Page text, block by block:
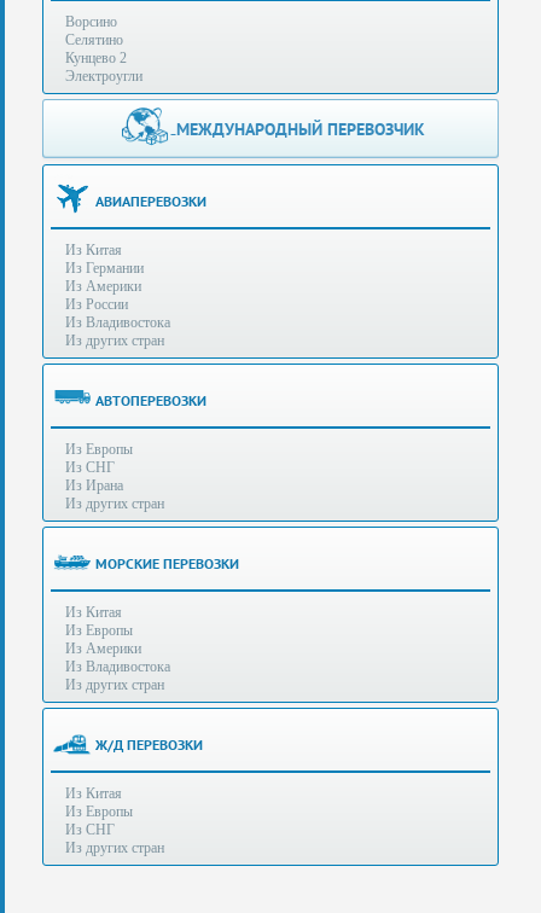
Заказать
звонок
Сделать
запрос
Многоканальный
телефон:
(495)
788-
Бесплатные
консультации
(Без
выходных
8:00
до
21:30)
Таможенное
оформление
грузов
аэропортах
Москвы
Шереметьево,
Внуково,
также
авиа,
Дополнительные
+7 (929) 575-
96-62
+7 (925) 104-
15-94
e-mail:info@s-standard.ru
Ворсино
Селятино
Кунцево 2
Электроугли
МЕЖДУНАРОДНЫЙ ПЕРЕВОЗЧИК
АВИАПЕРЕВОЗКИ
Из Китая
Из Германии
Из Америки
Из России
Из Владивостока
Из других стран
АВТОПЕРЕВОЗКИ
Из Европы
Из СНГ
Из Ирана
Из других стран
МОРСКИЕ ПЕРЕВОЗКИ
Из Китая
Из Европы
Из Америки
Из Владивостока
Из других стран
Ж/Д ПЕРЕВОЗКИ
Из Китая
Из Европы
Из СНГ
Из других стран